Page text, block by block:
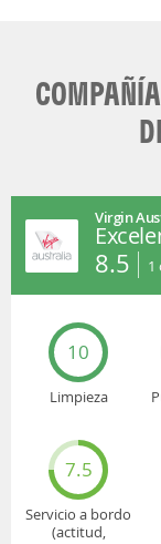
Virgin
8.5 1
10
Limpieza
7.5
Servicio a bordo
(actitud,